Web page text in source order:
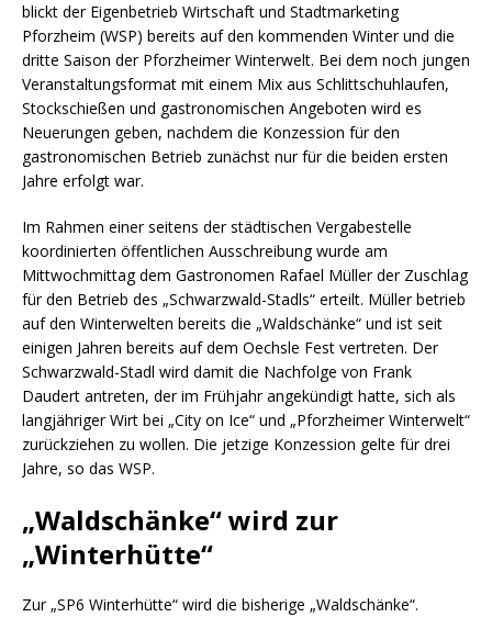
blickt der Eigenbetrieb Wirtschaft und Stadtmarketing
Pforzheim (WSP) bereits auf den kommenden Winter und die
dritte Saison der Pforzheimer Winterwelt. Bei dem noch jungen
Veranstaltungsformat mit einem Mix aus Schlittschuhlaufen,
Stockschießen und gastronomischen Angeboten wird es
Neuerungen geben, nachdem die Konzession für den
gastronomischen Betrieb zunächst nur für die beiden ersten
Jahre erfolgt war.
Im Rahmen einer seitens der städtischen Vergabestelle
koordinierten öffentlichen Ausschreibung wurde am
Mittwochmittag dem Gastronomen Rafael Müller der Zuschlag
für den Betrieb des „Schwarzwald-Stadls“ erteilt. Müller betrieb
auf den Winterwelten bereits die „Waldschänke“ und ist seit
einigen Jahren bereits auf dem Oechsle Fest vertreten. Der
Schwarzwald-Stadl wird damit die Nachfolge von Frank
Daudert antreten, der im Frühjahr angekündigt hatte, sich als
langjähriger Wirt bei „City on Ice“ und „Pforzheimer Winterwelt“
zurückziehen zu wollen. Die jetzige Konzession gelte für drei
Jahre, so das WSP.
„Waldschänke“ wird zur
„Winterhütte“
Zur „SP6 Winterhütte“ wird die bisherige „Waldschänke“.